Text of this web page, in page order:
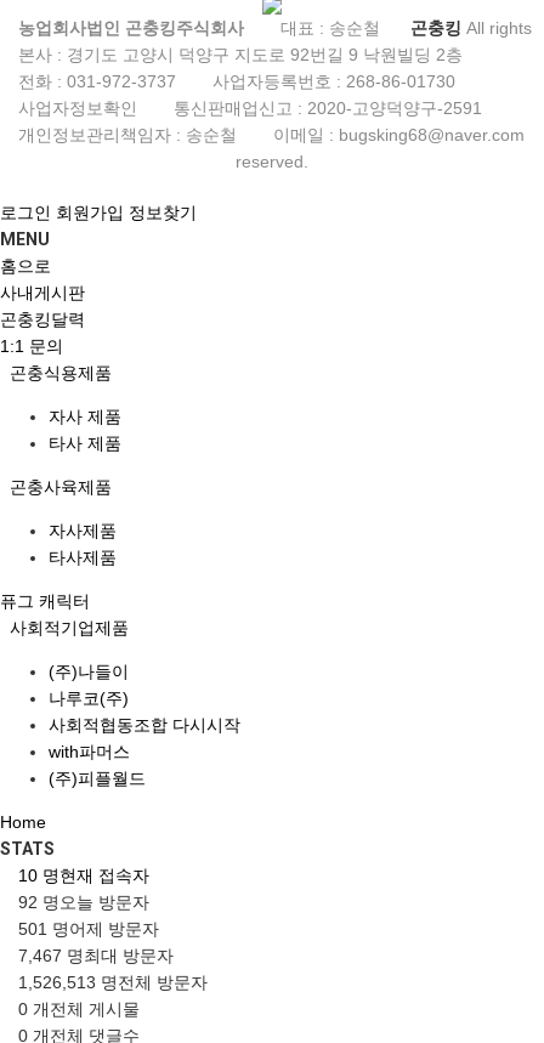
농업회사법인 곤충킹주식회사
대표 : 송순철
본사 : 경기도 고양시 덕양구 지도로 92번길 9 낙원빌딩 2층
전화 : 031-972-3737 사업자등록번호 : 268-86-01730
사업자정보확인
통신판매업신고 : 2020-고양덕양구-2591
개인정보관리책임자 : 송순철
이메일 : bugsking68@naver.com
곤충킹 All rights
reserved.
로그인 회원가입 정보찾기
MENU
홈으로
사내게시판
곤충킹달력
1:1 문의
곤충식용제품
자사 제품
타사 제품
곤충사육제품
자사제품
타사제품
퓨그 캐릭터
사회적기업제품
(주)나들이
나루코(주)
사회적협동조합 다시시작
with파머스
(주)피플월드
Home
STATS
10 명현재 접속자
92 명오늘 방문자
501 명어제 방문자
7,467 명최대 방문자
1,526,513 명전체 방문자
0 개전체 게시물
0 개전체 댓글수